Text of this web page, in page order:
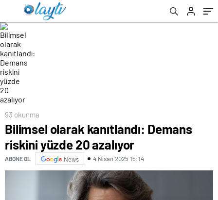
93 okunma
Bilimsel olarak kanıtlandı: Demans
riskini yüzde 20 azalıyor
ABONE OL News 4 Nisan 2025 15:14